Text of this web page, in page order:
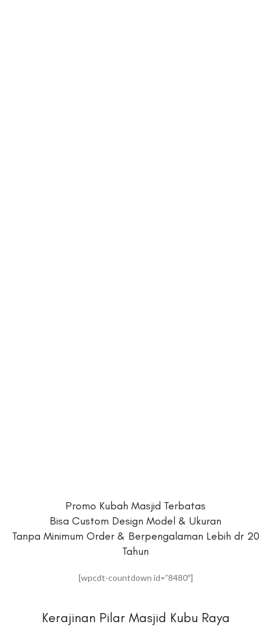
Promo Kubah Masjid Terbatas
Bisa Custom Design Model & Ukuran
Tanpa Minimum Order & Berpengalaman Lebih dr 20
Tahun
[wpcdt-countdown id=”8480″]
Kerajinan Pilar Masjid Kubu Raya